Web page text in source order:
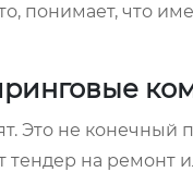
понимает, что
Это не конечный
на ремонт